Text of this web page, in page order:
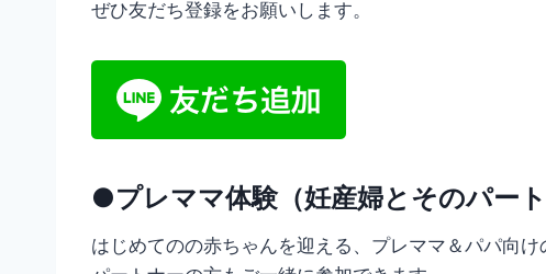
ぜひ友だち登録をお願いします。
●プレママ体験（妊産婦とそのパー
はじめてのの赤ちゃんを迎える、プレママ＆パパ向け